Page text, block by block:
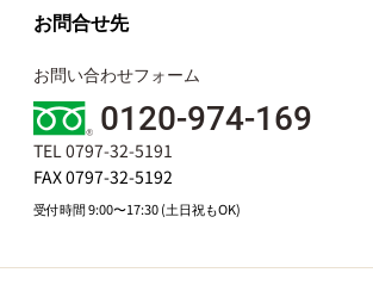
お問合せ先
お問い合わせフォーム
0120-974-169
TEL 0797-32-5191
FAX 0797-32-5192
受付時間 9:00〜17:30 (土日祝もOK)